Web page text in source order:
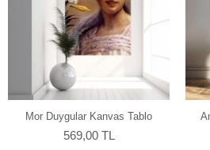
Mor Duygular Kanvas Tablo
569,00 TL